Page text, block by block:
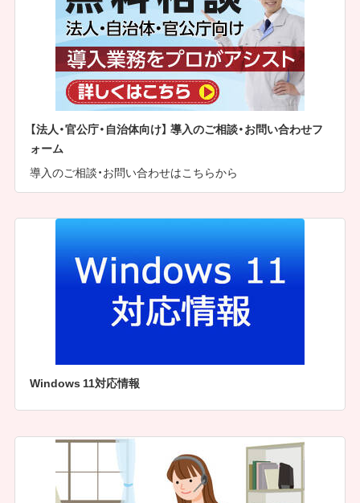
【法人・官公庁・自治体向け】 導入のご相談・お問い合わせフ
ォーム
導入のご相談・お問い合わせはこちらから
Windows 11対応情報